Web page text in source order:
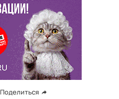
Поделиться